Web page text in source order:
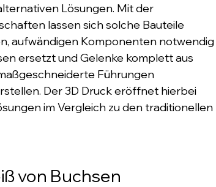
Lösungen. Mit der
lassen sich solche Bauteile
aufwändigen Komponenten notwendig
ersetzt und Gelenke komplett aus
Führungen
Der 3D Druck eröffnet hierbei
im Vergleich zu den traditionellen
von Buchsen